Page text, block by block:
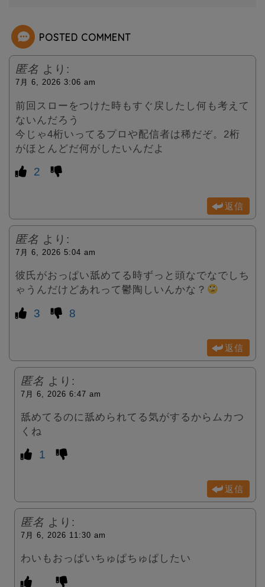
POSTED COMMENT
匿名 より:
7月 6, 2026 3:06 am
前回スローをつけた時もすぐ戻したし何も考えて
ないんだろう
今じゃ4桁いってるプロや配信者は稀だぞ。2桁
がほとんどだ何がしたいんだよ
2
返信
匿名 より:
7月 6, 2026 5:04 am
彼氏がおっぱい舐めてる時ずっと頭なでなでしち
ゃうんだけどあれって鬱陶しいんかな？
3 8
返信
匿名 より:
7月 6, 2026 6:47 am
舐めてるのに舐められてる気がするからムカつ
くね
1
返信
匿名 より:
7月 6, 2026 11:30 am
わいもおっぱいちゅぱちゅぱしたい